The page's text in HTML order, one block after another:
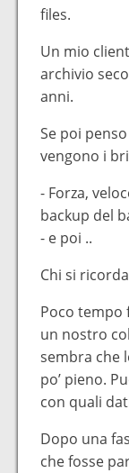
files.
Un mio
archivio
anni.
Se poi
vengono i
- Forza,
backup del
- e poi ..
Chi si
Poco tempo
un nostro
sembra che
po’ pieno.
con quali
Dopo una
che fosse